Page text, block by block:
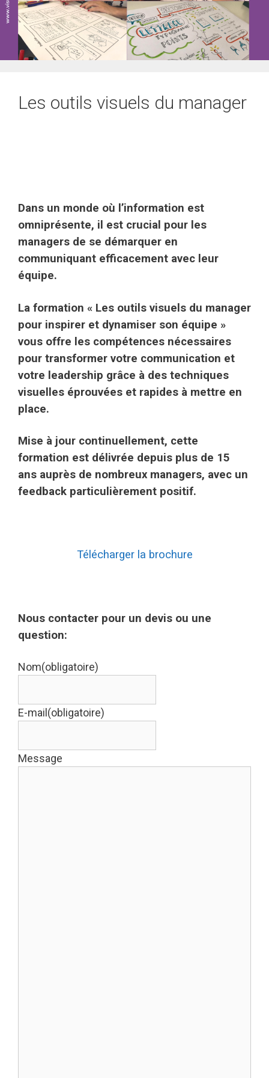
Les outils visuels du manager
Dans un monde où l’information est
omniprésente, il est crucial pour les
managers de se démarquer en
communiquant efficacement avec leur
équipe.
La formation « Les outils visuels du manager
pour inspirer et dynamiser son équipe »
vous offre les compétences nécessaires
pour transformer votre communication et
votre leadership grâce à des techniques
visuelles éprouvées et rapides à mettre en
place.
Mise à jour continuellement, cette
formation est délivrée depuis plus de 15
ans auprès de nombreux managers, avec un
feedback particulièrement positif.
Télécharger la brochure
Nous contacter pour un devis ou une
question:
Nom(obligatoire)
E-mail(obligatoire)
Message